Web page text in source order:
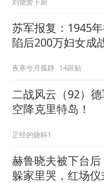
苏军报复：1945
陷后200万妇女成
夜寒兮月孤静 14跟贴
二战风云（92）
空降克里特岛！
正经的烧杯1
赫鲁晓夫被下台后
躲家里哭，红场仪